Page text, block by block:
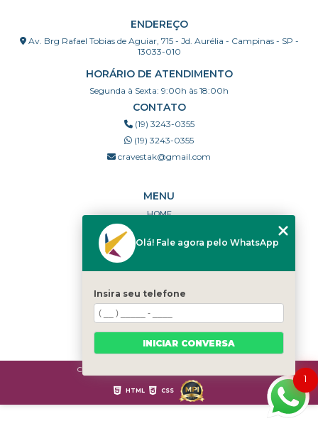
ENDEREÇO
Av. Brg Rafael Tobias de Aguiar, 715 - Jd. Aurélia - Campinas - SP -
13033-010
HORÁRIO DE ATENDIMENTO
Segunda à Sexta: 9:00h às 18:00h
CONTATO
(19) 3243-0355
(19) 3243-0355
cravestak@gmail.com
MENU
HOME
PORTFÓLIO
DÚVIDAS FREQUENTES
CATEGORIAS
MAPA DO SITE
Copyright © Cravestak. (Lei 9610 de 19/02/1998)
HTML CSS
1
Olá! Fale agora pelo WhatsApp
Insira seu telefone
INICIAR CONVERSA